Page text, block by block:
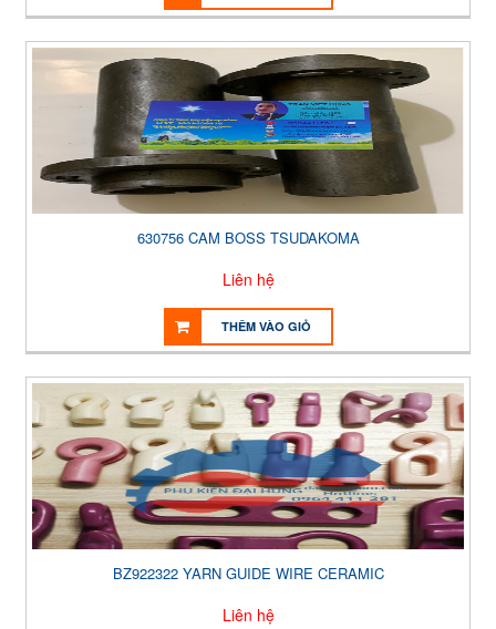
630756 CAM BOSS TSUDAKOMA
Liên hệ
THÊM VÀO GIỎ
BZ922322 YARN GUIDE WIRE CERAMIC
Liên hệ